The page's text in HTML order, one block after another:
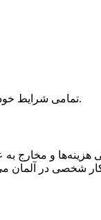
تمامی شرایط خود را به عنوان درخواست دهنده برای سرمایه‌گذاری به عنوان یک لیست برای شرکت ضمیمه کنید.
هزینه‌ها و